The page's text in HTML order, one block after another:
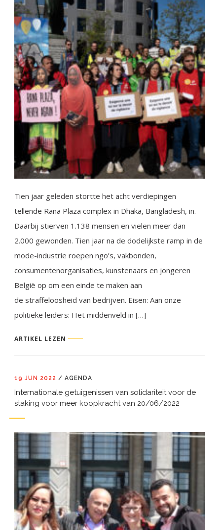
Tien jaar geleden stortte het acht verdiepingen
tellende Rana Plaza complex in Dhaka, Bangladesh, in.
Daarbij stierven 1.138 mensen en vielen meer dan
2.000 gewonden. Tien jaar na de dodelijkste ramp in de
mode-industrie roepen ngo’s, vakbonden,
consumentenorganisaties, kunstenaars en jongeren
België op om een einde te maken aan
de straffeloosheid van bedrijven. Eisen: Aan onze
politieke leiders: Het middenveld in […]
ARTIKEL LEZEN
19 JUN 2022 / AGENDA
Internationale getuigenissen van solidariteit voor de
staking voor meer koopkracht van 20/06/2022